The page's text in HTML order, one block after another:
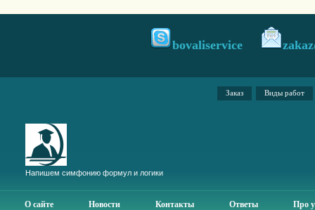
bovaliservice
Заказ Виды работ
Напишем симфонию формул и логики
О сайте Новости Контакты Ответы Про